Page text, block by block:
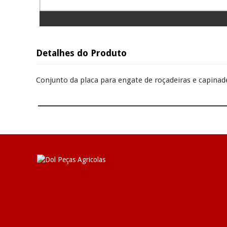
Detalhes do Produto
Conjunto da placa para engate de roçadeiras e